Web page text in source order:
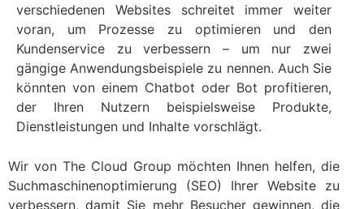
verschiedenen Websites schreitet immer weiter
voran, um Prozesse zu optimieren und den
Kundenservice zu verbessern – um nur zwei
gängige Anwendungsbeispiele zu nennen. Auch Sie
könnten von einem Chatbot oder Bot profitieren,
der Ihren Nutzern beispielsweise Produkte,
Dienstleistungen und Inhalte vorschlägt.
Wir von The Cloud Group möchten Ihnen helfen, die
Suchmaschinenoptimierung (SEO) Ihrer Website zu
verbessern, damit Sie mehr Besucher gewinnen, die